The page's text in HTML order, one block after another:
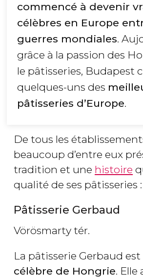
commencé à devenir
célèbres en Europe
guerres mondiales.
grâce à la passion des
le pâtisseries, Budapest
quelques-uns des
pâtisseries d’Europe.
De tous les
beaucoup d’entre eux
tradition et une histoire
qualité de ses pâtisseries :
Pâtisserie Gerbaud
Vörösmarty tér.
La pâtisserie Gerbaud est
célèbre de Hongrie. Elle